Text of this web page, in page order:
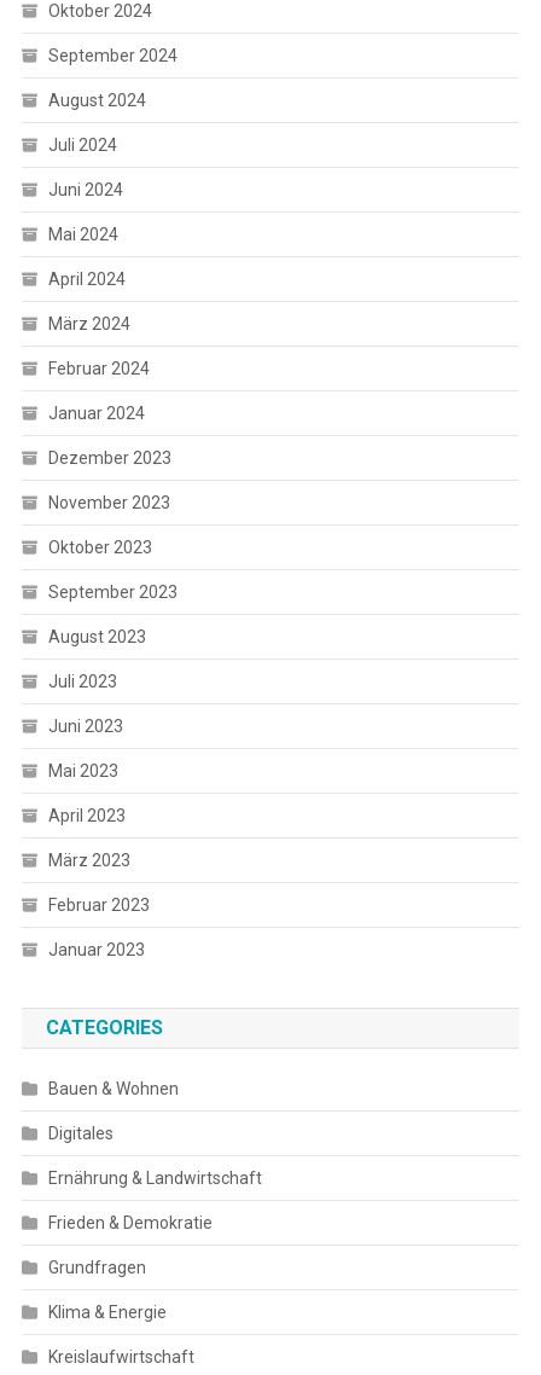
Oktober 2024
September 2024
August 2024
Juli 2024
Juni 2024
Mai 2024
April 2024
März 2024
Februar 2024
Januar 2024
Dezember 2023
November 2023
Oktober 2023
September 2023
August 2023
Juli 2023
Juni 2023
Mai 2023
April 2023
März 2023
Februar 2023
Januar 2023
CATEGORIES
Bauen & Wohnen
Digitales
Ernährung & Landwirtschaft
Frieden & Demokratie
Grundfragen
Klima & Energie
Kreislaufwirtschaft